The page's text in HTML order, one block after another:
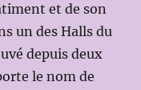
et de son
un des Halls du
depuis deux
le nom de